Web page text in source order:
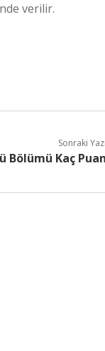
verilir.
Sonraki
Bölümü Kaç